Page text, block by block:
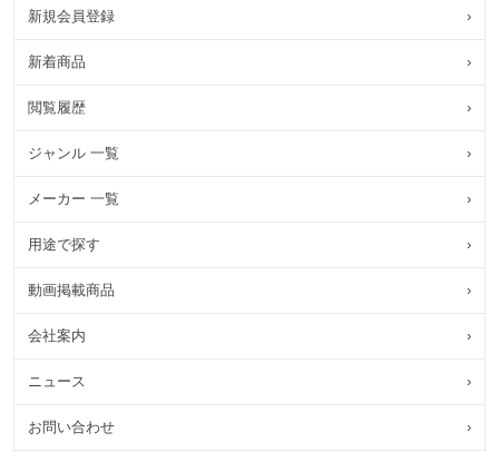
新規会員登録 ›
新着商品 ›
閲覧履歴 ›
ジャンル 一覧 ›
メーカー 一覧 ›
用途で探す ›
動画掲載商品 ›
会社案内 ›
ニュース ›
お問い合わせ ›